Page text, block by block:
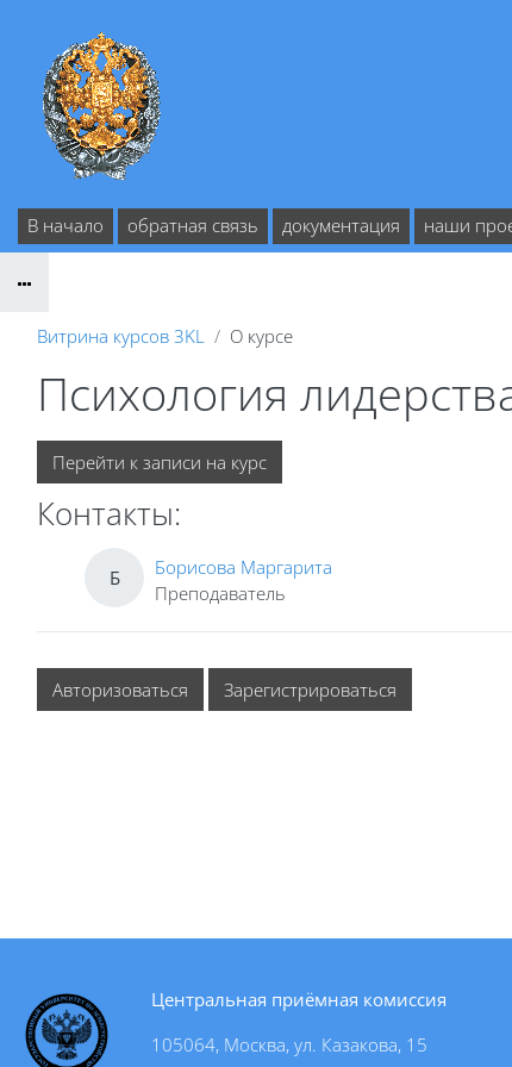
В начало обратная связь документация наши
Витрина курсов 3KL О курсе
Психология
Перейти к записи на курс
Контакты:
Б
Борисова Маргарита
Преподаватель
Авторизоваться Зарегистрироваться
Центральная приёмная комиссия
105064, Москва, ул. Казакова, 15